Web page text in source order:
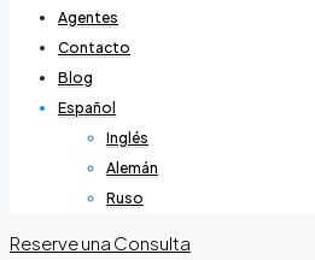
Agentes
Contacto
Blog
Español
Inglés
Alemán
Ruso
Reserve una Consulta